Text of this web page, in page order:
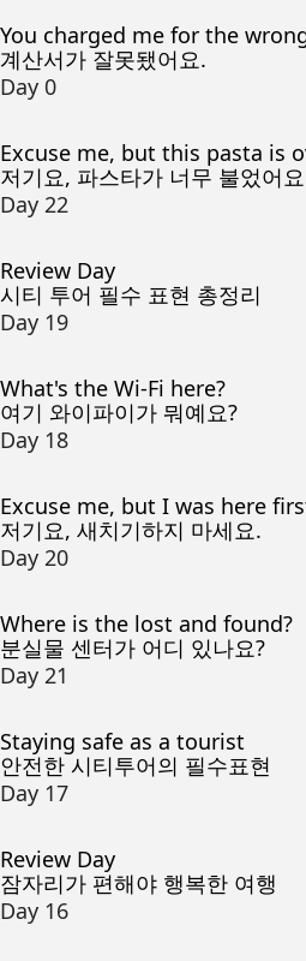
You charged me for the
계산서가 잘못됐어요.
Day 0
Excuse me, but this pasta is
저기요, 파스타가 너무 불었어
Day 22
Review Day
시티 투어 필수 표현 총정리
Day 19
What's the Wi-Fi here?
여기 와이파이가 뭐예요?
Day 18
Excuse me, but I was here
저기요, 새치기하지 마세요.
Day 20
Where is the lost and found?
분실물 센터가 어디 있나요?
Day 21
Staying safe as a tourist
안전한 시티투어의 필수표현
Day 17
Review Day
잠자리가 편해야 행복한 여행
Day 16